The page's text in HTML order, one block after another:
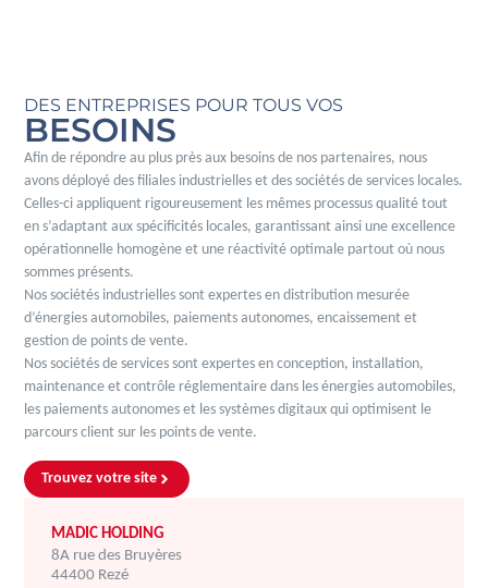
DES ENTREPRISES POUR TOUS VOS
BESOINS
Afin de répondre au plus près aux besoins de nos partenaires, nous
avons déployé des filiales industrielles et des sociétés de services locales.
Celles-ci appliquent rigoureusement les mêmes processus qualité tout
en s’adaptant aux spécificités locales, garantissant ainsi une excellence
opérationnelle homogène et une réactivité optimale partout où nous
sommes présents.
Nos sociétés industrielles sont expertes en distribution mesurée
d’énergies automobiles, paiements autonomes, encaissement et
gestion de points de vente.
Nos sociétés de services sont expertes en conception, installation,
maintenance et contrôle réglementaire dans les énergies automobiles,
les paiements autonomes et les systèmes digitaux qui optimisent le
parcours client sur les points de vente.
Trouvez votre site
MADIC HOLDING
8A rue des Bruyères
44400 Rezé